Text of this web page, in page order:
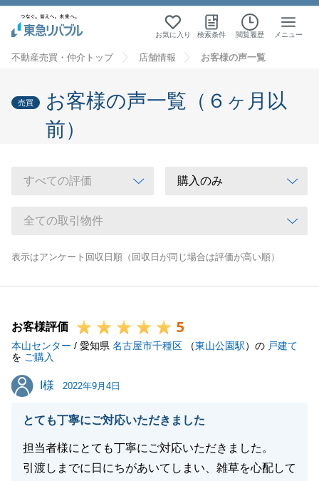
お気に入り 検索条件 閲覧履歴 メニュー
不動産売買・仲介トップ 店舗情報 お客様の声一覧
売買
お客様の声一覧（６ヶ月以
前）
表示はアンケート回収日順（回収日が同じ場合は評価が高い順）
お客様評価 5
本山センター / 愛知県 名古屋市千種区 （東山公園駅）の 戸建て
を ご購入
I様
I様 2022年9月4日
とても丁寧にご対応いただきました
担当者様にとても丁寧にご対応いただきました。
引渡しまでに日にちがあいてしまい、雑草を心配して